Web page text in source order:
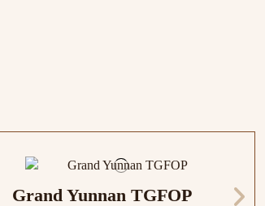
Grand Yunnan TGFOP